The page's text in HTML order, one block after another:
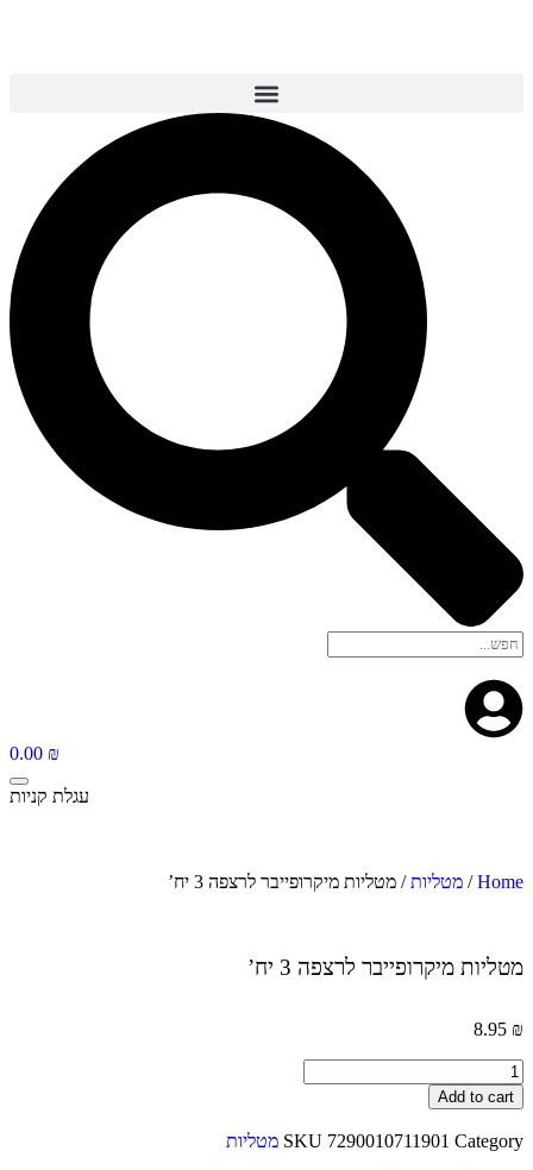
0.00 ₪
עגלת קניות
Home
/ מטליות/ מטליות מיקרופייבר לרצפה 3 יח’
מטליות מיקרופייבר לרצפה 3 יח’
8.95 ₪
Add to cart
SKU 7290010711901 Category
מטליות